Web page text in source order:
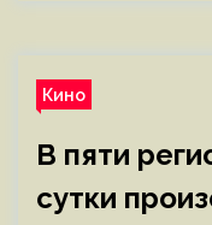
Кино
В пяти
сутки